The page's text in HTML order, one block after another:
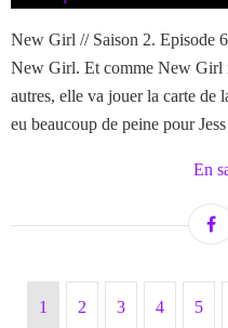
New Girl // Saison 2. Episode
New Girl. Et comme New Girl
autres, elle va jouer la carte de
eu beaucoup de peine pour
En
1 2 3 4 5